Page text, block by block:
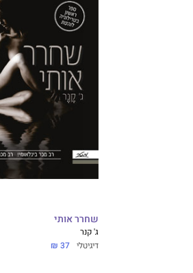
"מכורה.
מארץ'
הרבה
התרגשות!"
-פור צ'יקס
"הסיפור
חרטה."
-נוטי בוק
"עוד ספר
שחרר אותי
ג' קנר
דיגיטלי 37 ₪